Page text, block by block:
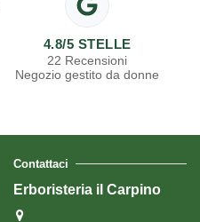
4.8/5 STELLE
22 Recensioni
Negozio gestito da donne
Contattaci
Erboristeria il Carpino